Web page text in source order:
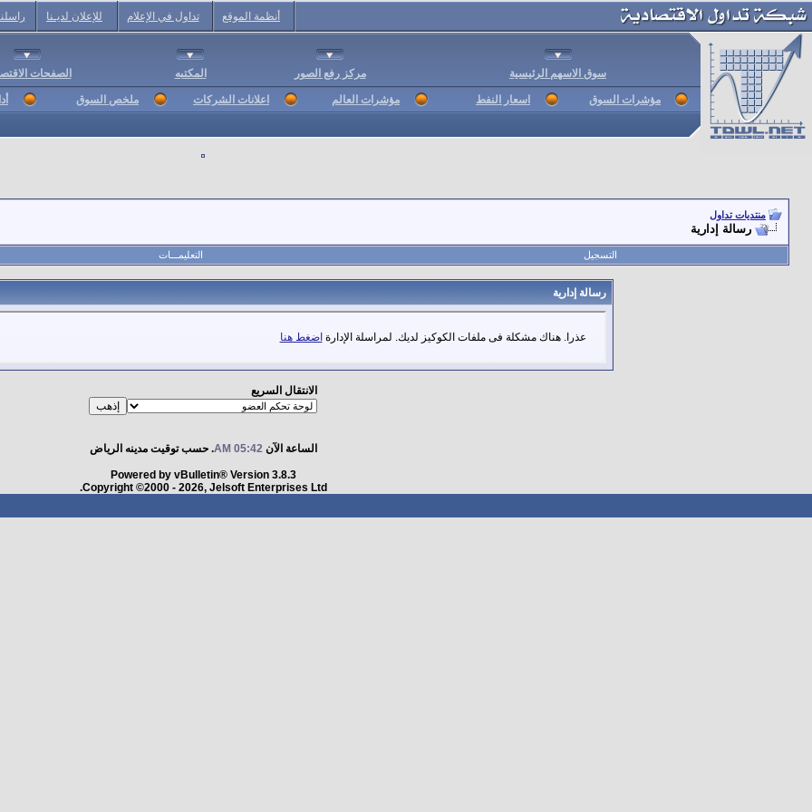
أنظمة الموقع تداول في الإعلام للإعلان لديـنا
سوق الاسهم الرئيسية مركز رفع الصور المكتبه الصفحات
مؤشرات السوق اسعار النفط مؤشرات العالم اعلانات الشركات ملخص السوق
منتديات تداول
رسالة إدارية
التسجيل التعليمـــات
رسالة إدارية
عذرا. هناك مشكلة فى ملفات الكوكيز لديك. لمراسلة الإدارة اضغط هنا
الانتقال السريع
الساعة الآن05:42 AM . حسب توقيت مدينه الرياض
Powered by vBulletin® Version 3.8.3
Copyright ©2000 - 2026, Jelsoft Enterprises Ltd.